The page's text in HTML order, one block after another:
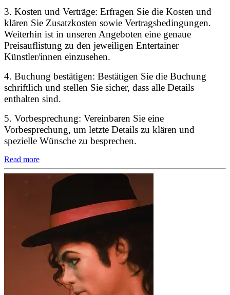
3. Kosten und Verträge: Erfragen Sie die Kosten und
klären Sie Zusatzkosten sowie Vertragsbedingungen.
Weiterhin ist in unseren Angeboten eine genaue
Preisauflistung zu den jeweiligen Entertainer
Künstler/innen einzusehen.
4. Buchung bestätigen: Bestätigen Sie die Buchung
schriftlich und stellen Sie sicher, dass alle Details
enthalten sind.
5. Vorbesprechung: Vereinbaren Sie eine
Vorbesprechung, um letzte Details zu klären und
spezielle Wünsche zu besprechen.
Read more